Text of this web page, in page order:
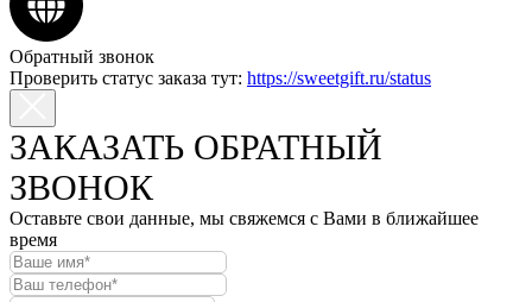
Обратный звонок
Проверить статус заказа тут: https://sweetgift.ru/status
ЗАКАЗАТЬ ОБРАТНЫЙ
ЗВОНОК
Оставьте свои данные, мы свяжемся с Вами в ближайшее
время